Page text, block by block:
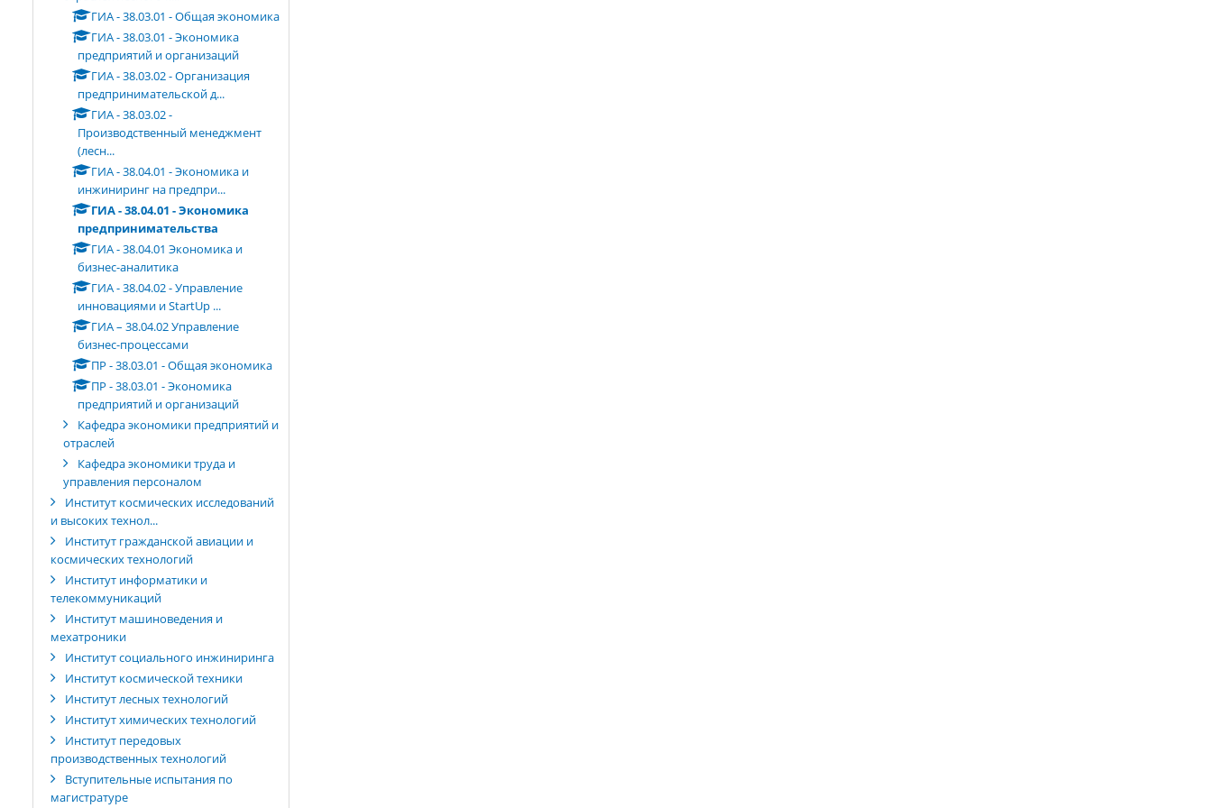
ГИА - 38.03.01 - Общая экономика
ГИА - 38.03.01 - Экономика
предприятий и организаций
ГИА - 38.03.02 - Организация
предпринимательской д...
ГИА - 38.03.02 -
Производственный менеджмент
(лесн...
ГИА - 38.04.01 - Экономика и
инжиниринг на предпри...
ГИА - 38.04.01 - Экономика
предпринимательства
ГИА - 38.04.01 Экономика и
бизнес-аналитика
ГИА - 38.04.02 - Управление
инновациями и StartUp ...
ГИА – 38.04.02 Управление
бизнес-процессами
ПР - 38.03.01 - Общая экономика
ПР - 38.03.01 - Экономика
предприятий и организаций
Кафедра экономики предприятий и
отраслей
Кафедра экономики труда и
управления персоналом
Институт космических исследований
и высоких технол...
Институт гражданской авиации и
космических технологий
Институт информатики и
телекоммуникаций
Институт машиноведения и
мехатроники
Институт социального инжиниринга
Институт космической техники
Институт лесных технологий
Институт химических технологий
Институт передовых
производственных технологий
Вступительные испытания по
магистратуре